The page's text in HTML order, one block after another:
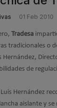
01 Feb 2010
Tradesa
tradicionales o
Hernández,
de
Hernández
aislante y